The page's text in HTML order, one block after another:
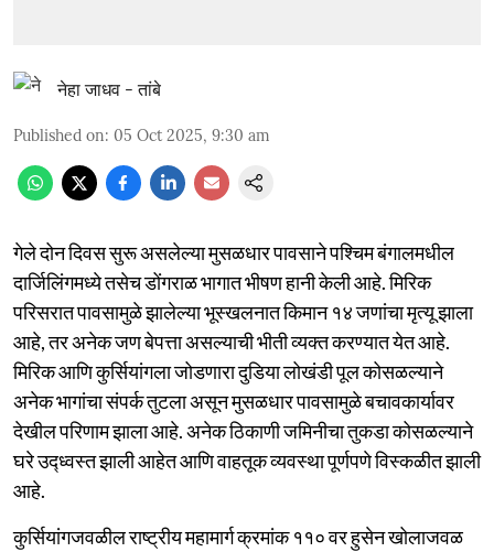
नेहा जाधव - तांबे
Published on: 05 Oct 2025, 9:30 am
गेले दोन दिवस सुरू असलेल्या मुसळधार पावसाने पश्चिम बंगालमधील
दार्जिलिंगमध्ये तसेच डोंगराळ भागात भीषण हानी केली आहे. मिरिक
परिसरात पावसामुळे झालेल्या भूस्खलनात किमान १४ जणांचा मृत्यू झाला
आहे, तर अनेक जण बेपत्ता असल्याची भीती व्यक्त करण्यात येत आहे.
मिरिक आणि कुर्सियांगला जोडणारा दुडिया लोखंडी पूल कोसळल्याने
अनेक भागांचा संपर्क तुटला असून मुसळधार पावसामुळे बचावकार्यावर
देखील परिणाम झाला आहे. अनेक ठिकाणी जमिनीचा तुकडा कोसळल्याने
घरे उद्ध्वस्त झाली आहेत आणि वाहतूक व्यवस्था पूर्णपणे विस्कळीत झाली
आहे.
कुर्सियांगजवळील राष्ट्रीय महामार्ग क्रमांक ११० वर हुसेन खोलाजवळ